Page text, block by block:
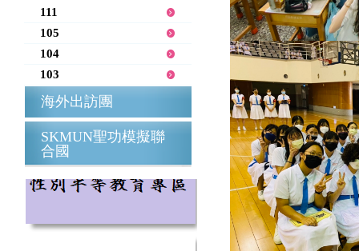
111
105
104
103
海外出訪團
SKMUN聖功模擬聯
合國